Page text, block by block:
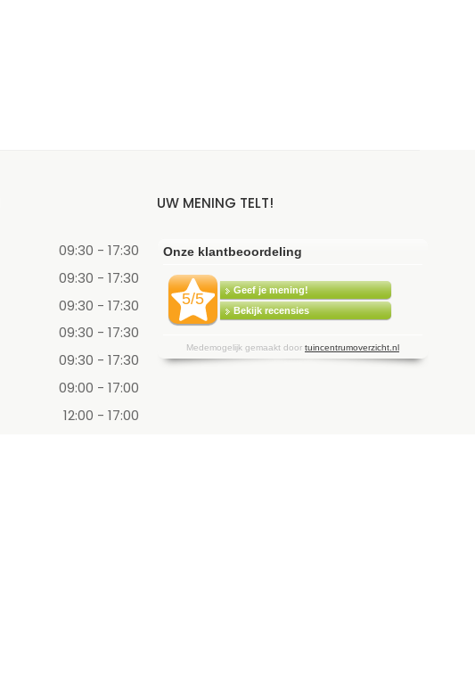
09:30 - 17:30
09:30 - 17:30
09:30 - 17:30
09:30 - 17:30
09:30 - 17:30
09:00 - 17:00
12:00 - 17:00
UW MENING TELT!